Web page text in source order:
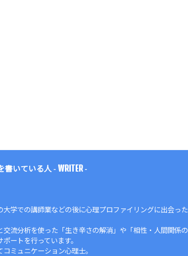
書いている人 - WRITER-
大学での講師業などの後に心理プロファイリングに出会った
交流分析を使った「生き辛さの解消」や「相性・人間関係の
ートを行っています。
ミュニケーション心理士。